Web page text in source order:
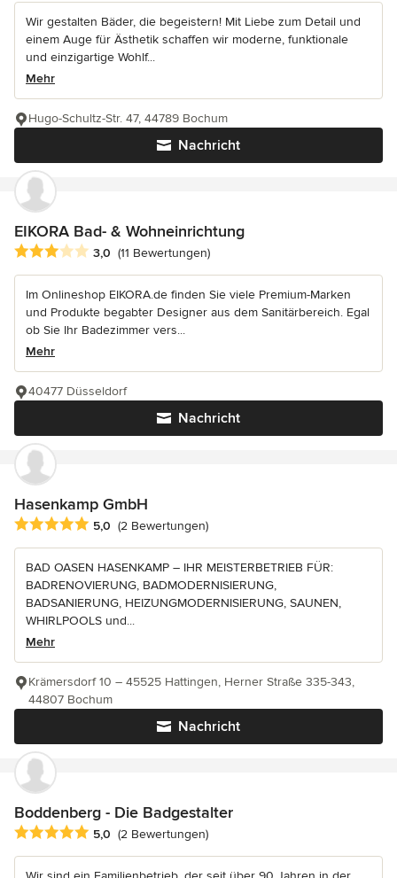
Wir gestalten Bäder, die begeistern! Mit Liebe zum Detail und
einem Auge für Ästhetik schaffen wir moderne, funktionale
und einzigartige Wohlf...
Mehr
Nachricht
Hugo-Schultz-Str. 47, 44789 Bochum
EIKORA Bad- & Wohneinrichtung
Durchschnittliche Bewertung: 3 von 5 Sternen
3,0 (11 Bewertungen)
Im Onlineshop EIKORA.de finden Sie viele Premium-Marken
und Produkte begabter Designer aus dem Sanitärbereich. Egal
ob Sie Ihr Badezimmer vers...
Mehr
Nachricht
40477 Düsseldorf
Hasenkamp GmbH
Durchschnittliche Bewertung: 5 von 5 Sternen
5,0 (2 Bewertungen)
BAD OASEN HASENKAMP – IHR MEISTERBETRIEB FÜR:
BADRENOVIERUNG, BADMODERNISIERUNG,
BADSANIERUNG, HEIZUNGMODERNISIERUNG, SAUNEN,
WHIRLPOOLS und...
Mehr
Nachricht
Krämersdorf 10 – 45525 Hattingen, Herner Straße 335-343,
44807 Bochum
Boddenberg - Die Badgestalter
Durchschnittliche Bewertung: 5 von 5 Sternen
5,0 (2 Bewertungen)